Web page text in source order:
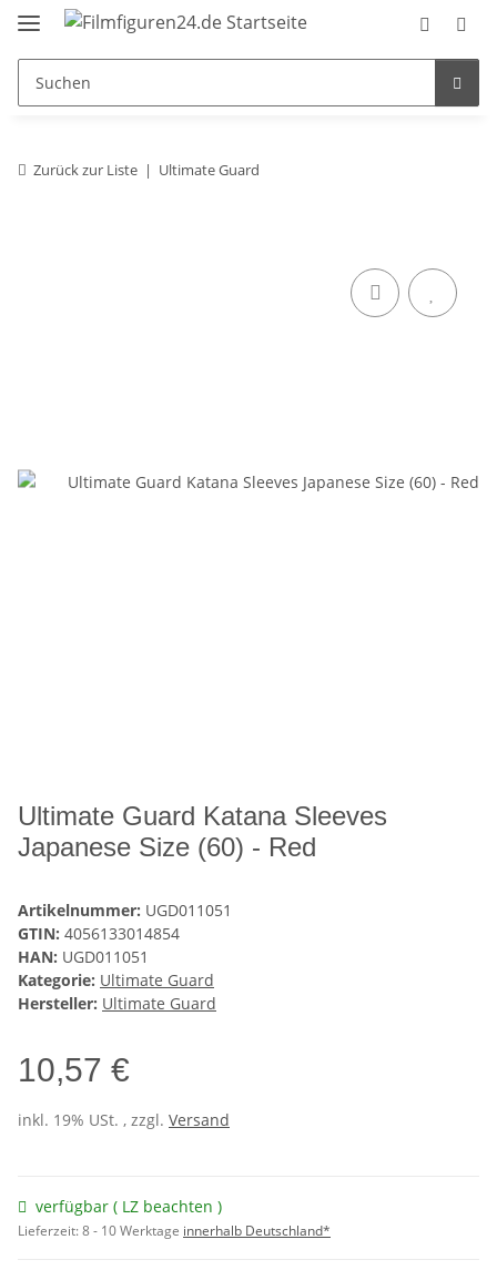
Zurück zur Liste Ultimate Guard
Ultimate Guard Katana Sleeves
Japanese Size (60) - Red
Artikelnummer: UGD011051
GTIN: 4056133014854
HAN: UGD011051
Kategorie: Ultimate Guard
Hersteller: Ultimate Guard
10,57 €
inkl. 19% USt. , zzgl. Versand
verfügbar ( LZ beachten )
Lieferzeit:8 - 10 Werktage innerhalb Deutschland*